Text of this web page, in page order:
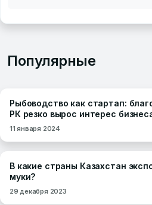
Популярные
Рыбоводство как стартап:
РК резко вырос интерес
11 января 2024
В какие страны Казахстан
муки?
29 декабря 2023